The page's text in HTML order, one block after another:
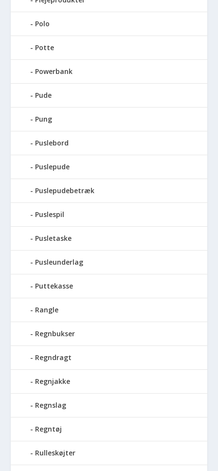
Polo
Potte
Powerbank
Pude
Pung
Puslebord
Puslepude
Puslepudebetræk
Puslespil
Pusletaske
Pusleunderlag
Puttekasse
Rangle
Regnbukser
Regndragt
Regnjakke
Regnslag
Regntøj
Rulleskøjter